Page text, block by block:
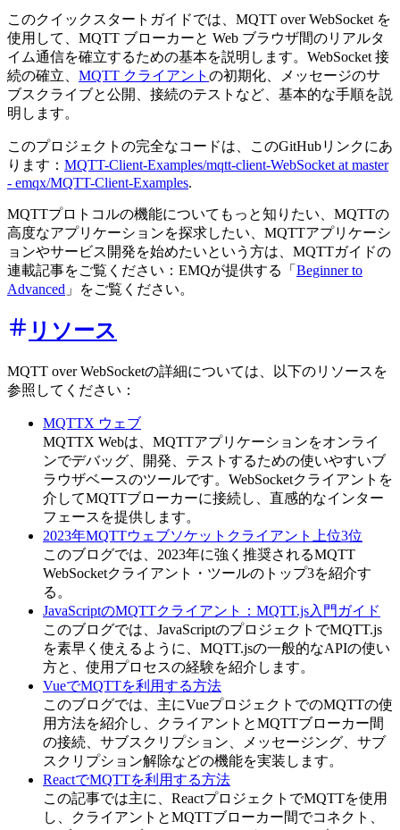
このクイックスタートガイドでは、MQTT over WebSocket を
使用して、MQTT ブローカーと Web ブラウザ間のリアルタ
イム通信を確立するための基本を説明します。WebSocket 接
続の確立、 MQTT クライアント の初期化、メッセージのサ
ブスクライブと公開、接続のテストなど、基本的な手順を説
明します。
このプロジェクトの完全なコードは、このGitHubリンクにあ
ります： MQTT-Client-Examples/mqtt-client-WebSocket at master
- emqx/MQTT-Client-Examples.
MQTTプロトコルの機能についてもっと知りたい、MQTTの
高度なアプリケーションを探求したい、MQTTアプリケーシ
ョンやサービス開発を始めたいという方は、MQTTガイドの
連載記事をご覧ください：EMQが提供する「 Beginner to
Advanced 」をご覧ください。
リソース
MQTT over WebSocketの詳細については、以下のリソースを
参照してください：
MQTTX ウェブ
MQTTX Webは、MQTTアプリケーションをオンライ
ンでデバッグ、開発、テストするための使いやすいブ
ラウザベースのツールです。WebSocketクライアントを
介してMQTTブローカーに接続し、直感的なインター
フェースを提供します。
2023年MQTTウェブソケットクライアント上位3位
このブログでは、2023年に強く推奨されるMQTT
WebSocketクライアント・ツールのトップ3を紹介す
る。
JavaScriptのMQTTクライアント：MQTT.js入門ガイド
このブログでは、JavaScriptのプロジェクトでMQTT.js
を素早く使えるように、MQTT.jsの一般的なAPIの使い
方と、使用プロセスの経験を紹介します。
VueでMQTTを利用する方法
このブログでは、主にVueプロジェクトでのMQTTの使
用方法を紹介し、クライアントとMQTTブローカー間
の接続、サブスクリプション、メッセージング、サブ
スクリプション解除などの機能を実装します。
ReactでMQTTを利用する方法
この記事では主に、ReactプロジェクトでMQTTを使用
し、クライアントとMQTTブローカー間でコネクト、